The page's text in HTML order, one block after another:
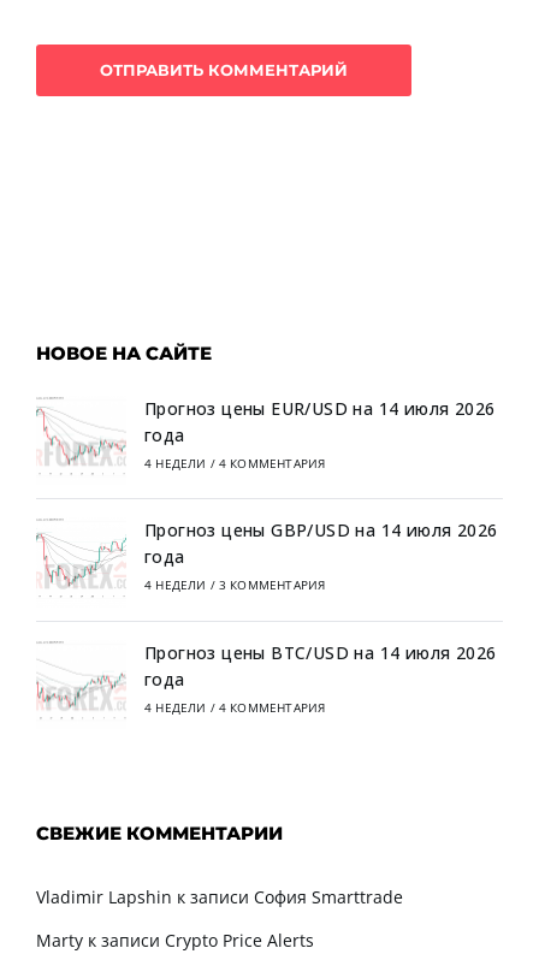
НОВОЕ НА САЙТЕ
Прогноз цены EUR/USD на 14 июля 2026
года
4 НЕДЕЛИ / 4 КОММЕНТАРИЯ
Прогноз цены GBP/USD на 14 июля 2026
года
4 НЕДЕЛИ / 3 КОММЕНТАРИЯ
Прогноз цены BTC/USD на 14 июля 2026
года
4 НЕДЕЛИ / 4 КОММЕНТАРИЯ
СВЕЖИЕ КОММЕНТАРИИ
Vladimir Lapshin к записи София Smarttrade
Marty к записи Crypto Price Alerts